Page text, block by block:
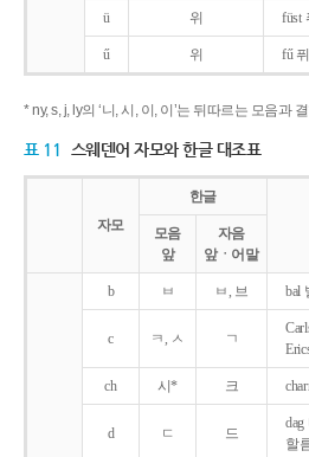
ü 위 füst
ű 위 fű 퓌
* ny, s, j, ly의 ‘니, 시, 이, 이’는 뒤따르는 모음과
표 11 스웨덴어 자모와 한글 대조표
자모
한글
모음
앞
자음
앞ㆍ어말
b ㅂ ㅂ, 브 bal
c ㅋ, ㅅ ㄱ
ch 시* 크
d ㄷ 드
dag
할